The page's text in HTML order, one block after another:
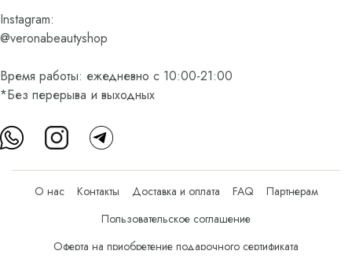
Instagram:
@veronabeautyshop
Время работы: ежедневно с 10:00-21:00
*Без перерыва и выходных
О нас Контакты Доставка и оплата FAQ
Партнерам
Пользовательское соглашение
Оферта на приобретение подарочного сертификата